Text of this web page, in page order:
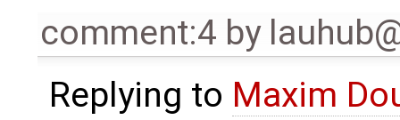
comment:4 by
Replying to Maxim